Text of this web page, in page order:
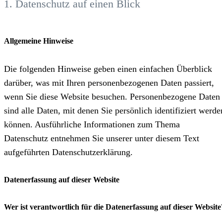
arbeitenBenefitsAusbildung
1. Datenschutz auf einen Blick
Allgemeine Hinweise
Die folgenden Hinweise geben einen einfachen Überblick
darüber, was mit Ihren personenbezogenen Daten passiert,
wenn Sie diese Website besuchen. Personenbezogene Daten
sind alle Daten, mit denen Sie persönlich identifiziert
können. Ausführliche Informationen zum Thema
Datenschutz entnehmen Sie unserer unter diesem Text
aufgeführten Datenschutzerklärung.
Datenerfassung auf dieser Website
Wer ist verantwortlich für die Datenerfassung auf dieser